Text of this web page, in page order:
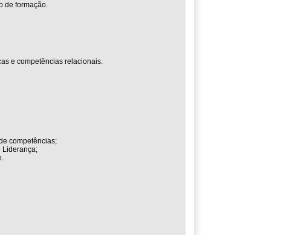
de formação.
e competências relacionais.
competências;
Liderança;